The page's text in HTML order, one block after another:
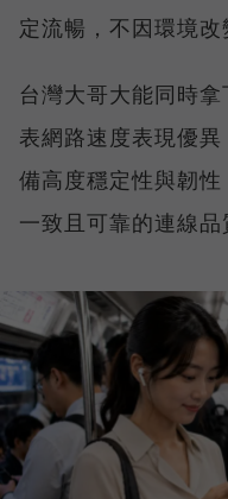
定流暢，不因環境改
台灣大哥大能同時
表網路速度表現優
備高度穩定性與韌
一致且可靠的連線品